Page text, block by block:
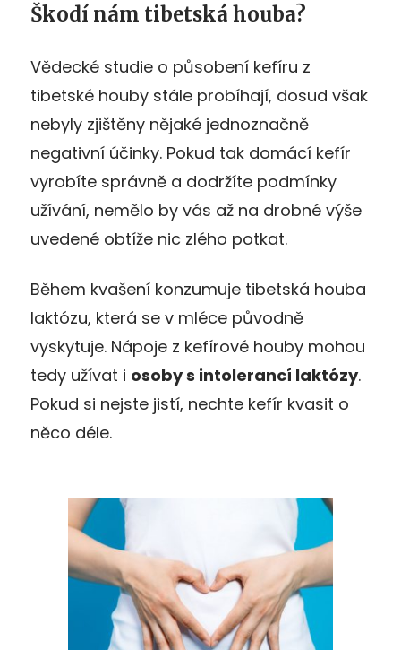
Škodí nám tibetská houba?
Vědecké studie o působení kefíru z
tibetské houby stále probíhají, dosud však
nebyly zjištěny nějaké jednoznačně
negativní účinky. Pokud tak domácí kefír
vyrobíte správně a dodržíte podmínky
užívání, nemělo by vás až na drobné výše
uvedené obtíže nic zlého potkat.
Během kvašení konzumuje tibetská houba
laktózu, která se v mléce původně
vyskytuje. Nápoje z kefírové houby mohou
tedy užívat i osoby s intolerancí laktózy.
Pokud si nejste jistí, nechte kefír kvasit o
něco déle.